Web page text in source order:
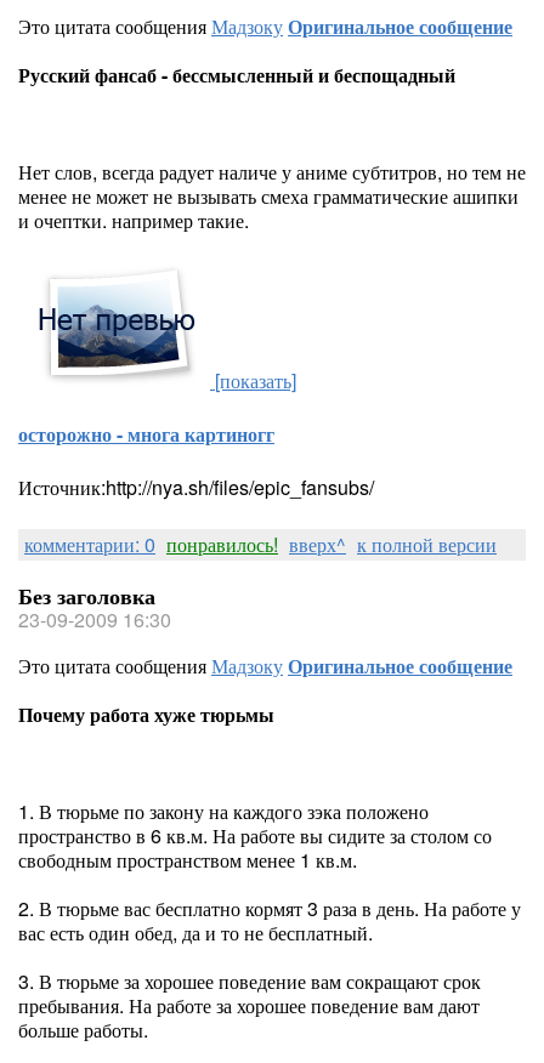
Это цитата сообщенияМадзокуОригинальное сообщение
Русский фансаб - бессмысленный и беспощадный
Нет слов, всегда радует наличе у аниме субтитров, но тем не
менее не может не вызывать смеха грамматические ашипки
и очептки. например такие.
[показать]
осторожно - многа картиногг
Источник:http://nya.sh/files/epic_fansubs/
комментарии: 0 понравилось! вверх^ к полной версии
Без заголовка
23-09-2009 16:30
Это цитата сообщенияМадзокуОригинальное сообщение
Почему работа хуже тюрьмы
1. В тюрьме по закону на каждого зэка положено
пространство в 6 кв.м. На работе вы сидите за столом со
свободным пространством менее 1 кв.м.
2. В тюрьме вас бесплатно кормят 3 раза в день. На работе у
вас есть один обед, да и то не бесплатный.
3. В тюрьме за хорошее поведение вам сокращают срок
пребывания. На работе за хорошее поведение вам дают
больше работы.